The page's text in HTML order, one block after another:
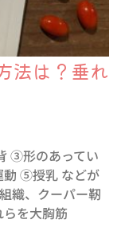
法は？垂れ
③形のあってい
動 ⑤授乳 などが
織、クーパー靭
を大胸筋